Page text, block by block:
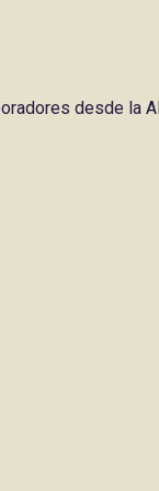
desde la